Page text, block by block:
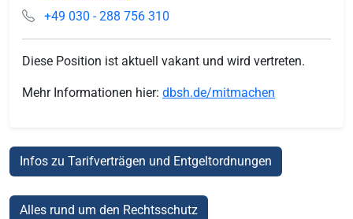
+49 030 - 288 756 310
Diese Position ist aktuell vakant und wird vertreten.
Mehr Informationen hier: dbsh.de/mitmachen
Infos zu Tarifverträgen und Entgeltordnungen
Alles rund um den Rechtsschutz